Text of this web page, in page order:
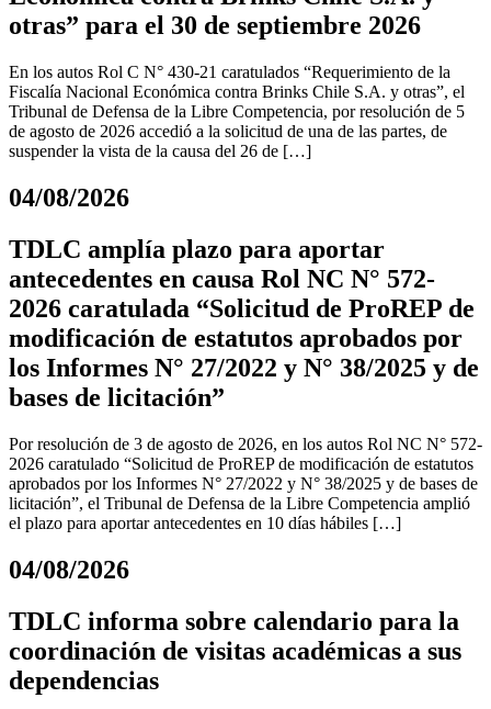
otras” para el 30 de septiembre 2026
En los autos Rol C N° 430-21 caratulados “Requerimiento de la
Fiscalía Nacional Económica contra Brinks Chile S.A. y otras”, el
Tribunal de Defensa de la Libre Competencia, por resolución de 5
de agosto de 2026 accedió a la solicitud de una de las partes, de
suspender la vista de la causa del 26 de […]
04/08/2026
TDLC amplía plazo para aportar
antecedentes en causa Rol NC N° 572-
2026 caratulada “Solicitud de ProREP de
modificación de estatutos aprobados por
los Informes N° 27/2022 y N° 38/2025 y de
bases de licitación”
Por resolución de 3 de agosto de 2026, en los autos Rol NC N° 572-
2026 caratulado “Solicitud de ProREP de modificación de estatutos
aprobados por los Informes N° 27/2022 y N° 38/2025 y de bases de
licitación”, el Tribunal de Defensa de la Libre Competencia amplió
el plazo para aportar antecedentes en 10 días hábiles […]
04/08/2026
TDLC informa sobre calendario para la
coordinación de visitas académicas a sus
dependencias